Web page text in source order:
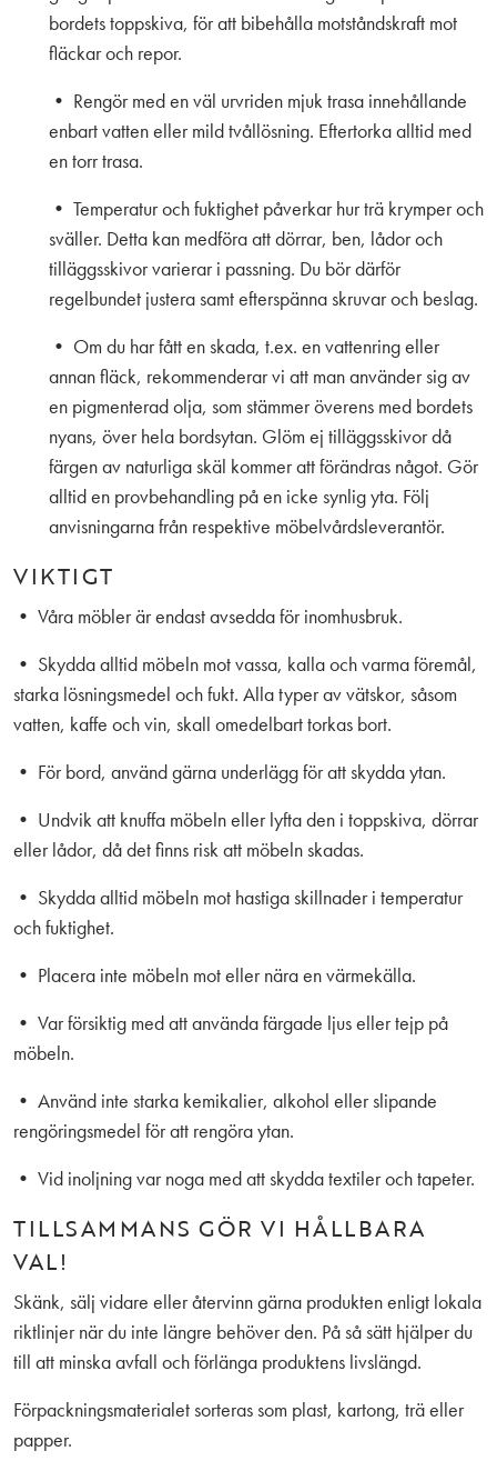
bordets toppskiva, för att bibehålla motståndskraft mot
fläckar och repor.
• Rengör med en väl urvriden mjuk trasa innehållande
enbart vatten eller mild tvållösning. Eftertorka alltid med
en torr trasa.
• Temperatur och fuktighet påverkar hur trä krymper och
sväller. Detta kan medföra att dörrar, ben, lådor och
tilläggsskivor varierar i passning. Du bör därför
regelbundet justera samt efterspänna skruvar och beslag.
• Om du har fått en skada, t.ex. en vattenring eller
annan fläck, rekommenderar vi att man använder sig av
en pigmenterad olja, som stämmer överens med bordets
nyans, över hela bordsytan. Glöm ej tilläggsskivor då
färgen av naturliga skäl kommer att förändras något. Gör
alltid en provbehandling på en icke synlig yta. Följ
anvisningarna från respektive möbelvårdsleverantör.
VIKTIGT
• Våra möbler är endast avsedda för inomhusbruk.
• Skydda alltid möbeln mot vassa, kalla och varma föremål,
starka lösningsmedel och fukt. Alla typer av vätskor, såsom
vatten, kaffe och vin, skall omedelbart torkas bort.
• För bord, använd gärna underlägg för att skydda ytan.
• Undvik att knuffa möbeln eller lyfta den i toppskiva, dörrar
eller lådor, då det finns risk att möbeln skadas.
• Skydda alltid möbeln mot hastiga skillnader i temperatur
och fuktighet.
• Placera inte möbeln mot eller nära en värmekälla.
• Var försiktig med att använda färgade ljus eller tejp på
möbeln.
• Använd inte starka kemikalier, alkohol eller slipande
rengöringsmedel för att rengöra ytan.
• Vid inoljning var noga med att skydda textiler och tapeter.
TILLSAMMANS GÖR VI HÅLLBARA
VAL!
Skänk, sälj vidare eller återvinn gärna produkten enligt lokala
riktlinjer när du inte längre behöver den. På så sätt hjälper du
till att minska avfall och förlänga produktens livslängd.
Förpackningsmaterialet sorteras som plast, kartong, trä eller
papper.